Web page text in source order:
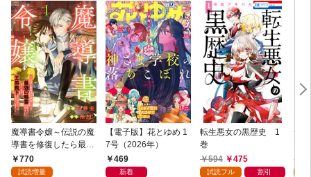
魔導書令嬢～伝説の魔
導書を修復したら最強
の精霊が味方になりま
した（クールな王弟殿
770
試読増量
【電子版】花とゆめ 1
7号（2026年）
469
新着
転生悪女の黒歴史 1
巻
594
475
試読フル 割引
一
な
が
い